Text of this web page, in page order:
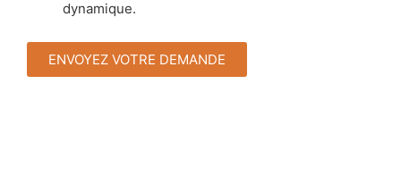
dynamique.
ENVOYEZ VOTRE DEMANDE